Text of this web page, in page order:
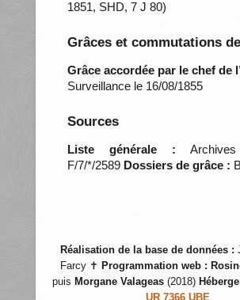
1851, SHD, 7 J 80)
Grâces et commutations
Grâce accordée par le chef de
Surveillance le 16/08/1855
Sources
Liste générale : Archives
F/7/*/2589 Dossiers de grâce :
Réalisation de la base de données :
Farcy ✝ Programmation web :
puis Morgane Valageas (2018)
UR 7366 UBE